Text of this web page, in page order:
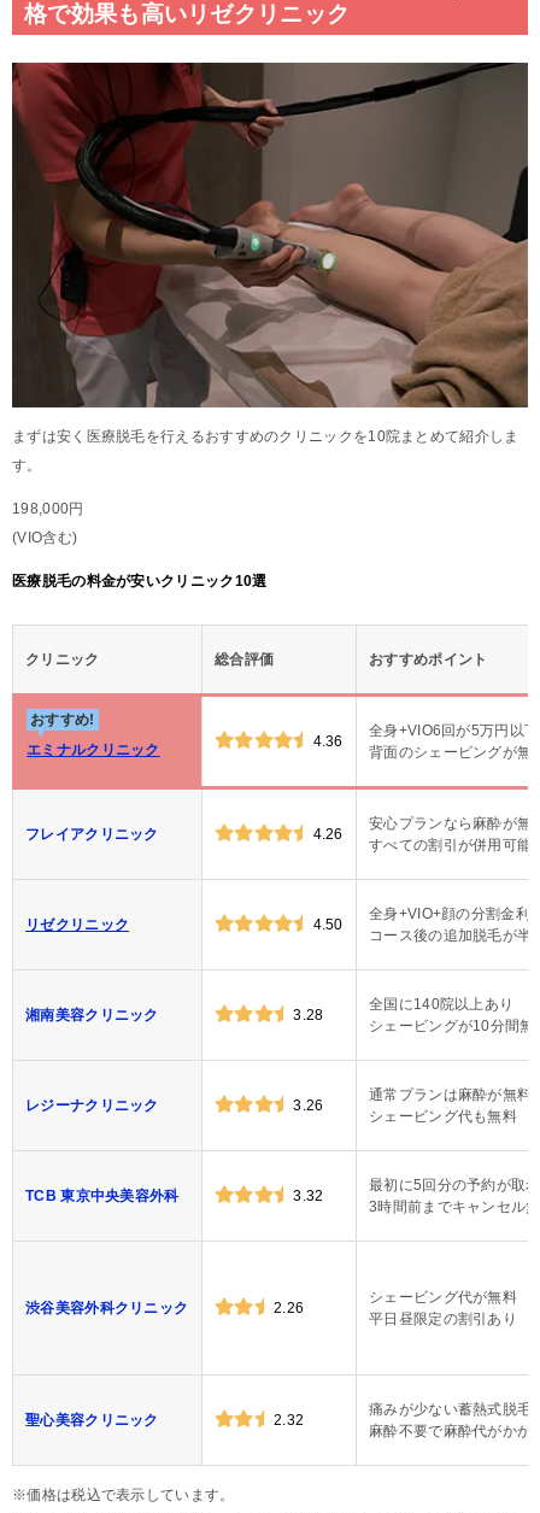
格で効果も高いリゼクリニック
まずは安く医療脱毛を行えるおすすめのクリニックを10院まとめて紹介しま
す。
198,000円
(VIO含む)
医療脱毛の料金が安いクリニック10選
クリニック 総合評価 おすすめポイント
おすすめ!
エミナルクリニック
4.36
全身+VIO6回が5万円以下
背面のシェービングが無
フレイアクリニック 4.26
安心プランなら麻酔が無
すべての割引が併用可能
リゼクリニック 4.50
全身+VIO+顔の分割金利
コース後の追加脱毛が半
湘南美容クリニック 3.28
全国に140院以上あり
シェービングが10分間無
レジーナクリニック 3.26
通常プランは麻酔が無料
シェービング代も無料
TCB 東京中央美容外科 3.32
最初に5回分の予約が取
3時間前までキャンセル
渋谷美容外科クリニック 2.26
シェービング代が無料
平日昼限定の割引あり
聖心美容クリニック 2.32
痛みが少ない蓄熱式脱毛
麻酔不要で麻酔代がかか
※価格は税込で表示しています。